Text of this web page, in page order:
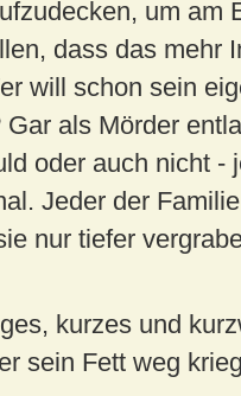
um am
dass das mehr
will schon sein
als Mörder
oder auch nicht -
Jeder der
nur tiefer
kurzes und
sein Fett weg